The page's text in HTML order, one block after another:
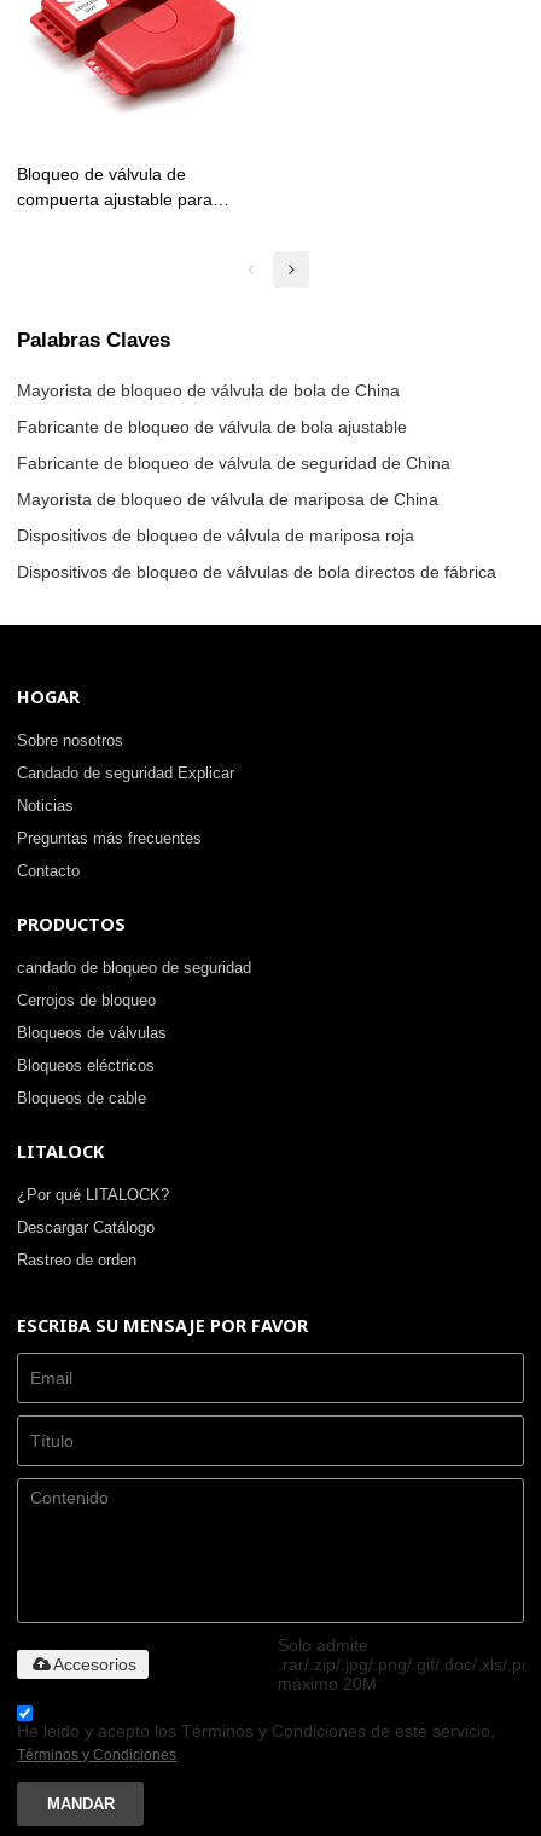
Bloqueo de válvula de
compuerta ajustable para
Palabras Claves
Mayorista de bloqueo de válvula de bola de China
Fabricante de bloqueo de válvula de bola ajustable
Fabricante de bloqueo de válvula de seguridad de China
Mayorista de bloqueo de válvula de mariposa de China
Dispositivos de bloqueo de válvula de mariposa roja
Dispositivos de bloqueo de válvulas de bola directos de fábrica
HOGAR
Sobre nosotros
Candado de seguridad Explicar
Noticias
Preguntas más frecuentes
Contacto
PRODUCTOS
candado de bloqueo de seguridad
Cerrojos de bloqueo
Bloqueos de válvulas
Bloqueos eléctricos
Bloqueos de cable
LITALOCK
¿Por qué LITALOCK?
Descargar Catálogo
Rastreo de orden
ESCRIBA SU MENSAJE POR FAVOR
Solo admite
.rar/.zip/.jpg/.png/.gif/.doc/.xls/.pdf,
máximo 20M
Accesorios
He leido y acepto los Términos y Condiciones de este servicio,
Términos y Condiciones
MANDAR